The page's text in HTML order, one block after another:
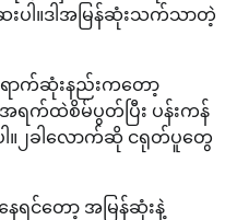
းပါ။ဒါအမြန်ဆုံးသက်သာတဲ့
ောက်ဆုံးနည်းကတော့
က်ထဲစိမ်ပွတ်ပြီး ပန်းကန်
ါ။၂ခါလောက်ဆို ငရုတ်ပူတွေ
ရင်တော့ အမြန်ဆုံးနဲ့